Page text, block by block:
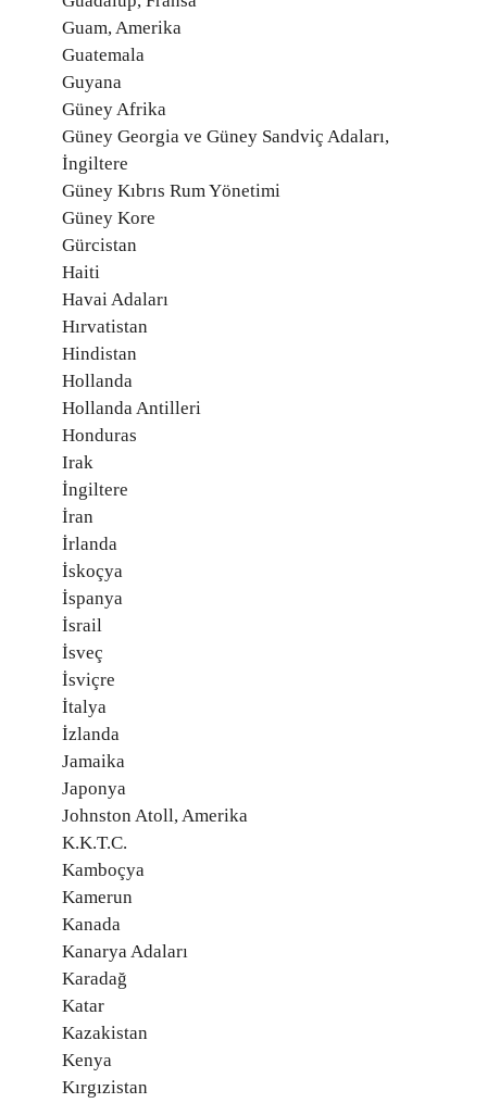
Guam, Amerika
Guatemala
Guyana
Güney Afrika
Güney Georgia ve Güney Sandviç Adaları,
İngiltere
Güney Kıbrıs Rum Yönetimi
Güney Kore
Gürcistan
Haiti
Havai Adaları
Hırvatistan
Hindistan
Hollanda
Hollanda Antilleri
Honduras
Irak
İngiltere
İran
İrlanda
İskoçya
İspanya
İsrail
İsveç
İsviçre
İtalya
İzlanda
Jamaika
Japonya
Johnston Atoll, Amerika
K.K.T.C.
Kamboçya
Kamerun
Kanada
Kanarya Adaları
Karadağ
Katar
Kazakistan
Kenya
Kırgızistan